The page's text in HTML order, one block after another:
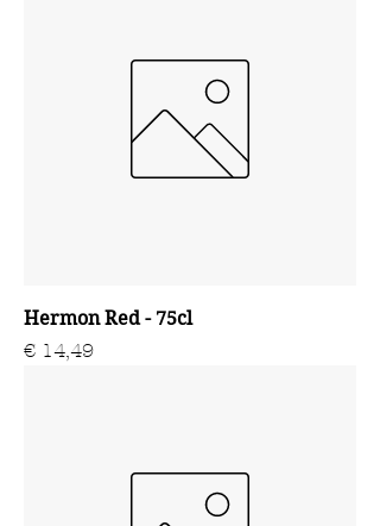
Hermon Red - 75cl
Prijs
€ 14,49